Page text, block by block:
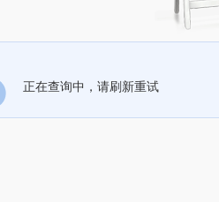
正在查询中，请刷新重试